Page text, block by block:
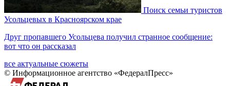
Поиск семьи туристов
Усольцевых в Красноярском крае
Друг пропавшего Усольцева получил странное сообщение:
вот что он рассказал
все актуальные сюжеты
© Информационное агентство «ФедералПресс»